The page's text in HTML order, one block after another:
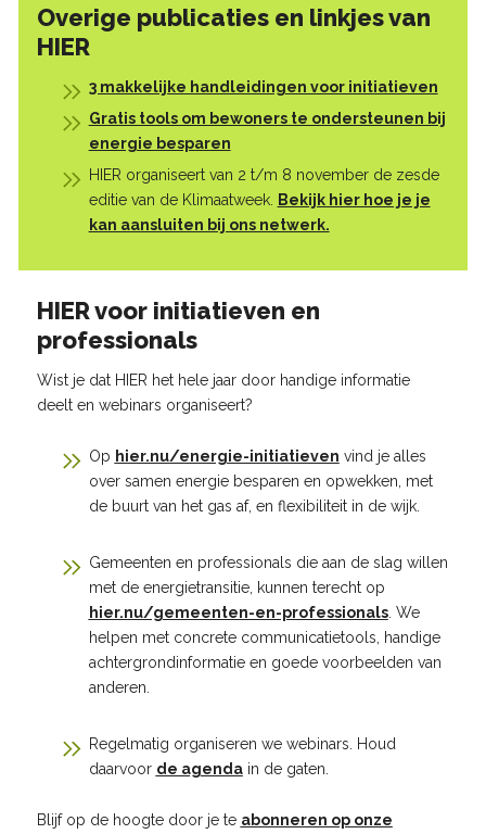
Overige publicaties en linkjes van
HIER
3 makkelijke handleidingen voor initiatieven
Gratis tools om bewoners te ondersteunen bij
energie besparen
HIER organiseert van 2 t/m 8 november de zesde
editie van de Klimaatweek.
Bekijk hier hoe je je
kan aansluiten bij ons netwerk.
HIER voor initiatieven en
professionals
Wist je dat HIER het hele jaar door handige informatie
deelt en webinars organiseert?
Op hier.nu/energie-initiatieven vind je alles
over samen energie besparen en opwekken, met
de buurt van het gas af, en flexibiliteit in de wijk.
Gemeenten en professionals die aan de slag willen
met de energietransitie, kunnen terecht op
hier.nu/gemeenten-en-professionals. We
helpen met concrete communicatietools, handige
achtergrondinformatie en goede voorbeelden van
anderen.
Regelmatig organiseren we webinars. Houd
daarvoor de agendain de gaten.
Blijf op de hoogte door je te abonneren op onze